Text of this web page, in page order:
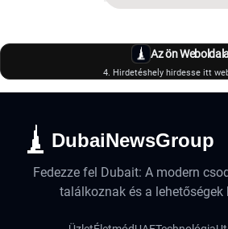
Az ön
4. Hirdetéshely hirdesse itt
DubaiNewsGroup
Fedezze fel Dubait: A modern
találkoznak és a